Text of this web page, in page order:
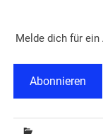
Melde dich für ein
Abonnieren